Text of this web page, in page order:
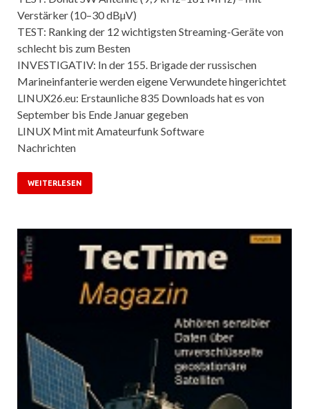
Verstärker (10–30 dBµV)
TEST: Ranking der 12 wichtigsten Streaming-Geräte von
schlecht bis zum Besten
INVESTIGATIV: In der 155. Brigade der russischen
Marineinfanterie werden eigene Verwundete hingerichtet
LINUX26.eu: Erstaunliche 835 Downloads hat es von
September bis Ende Januar gegeben
LINUX Mint mit Amateurfunk Software
Nachrichten
WEITERLESEN